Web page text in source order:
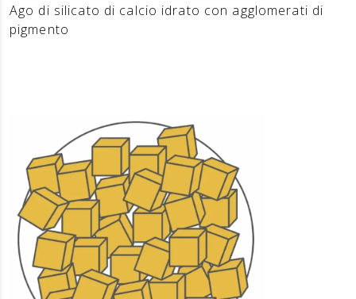
Ago di silicato di calcio idrato con agglomerati di
pigmento